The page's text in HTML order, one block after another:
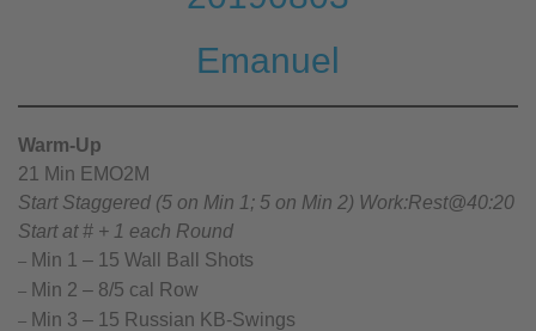
Emanuel
Warm-Up
21 Min EMO2M
Start Staggered (5 on Min 1; 5 on Min 2) Work:Rest@40:20
Start at # + 1 each Round
– Min 1 – 15 Wall Ball Shots
– Min 2 – 8/5 cal Row
– Min 3 – 15 Russian KB-Swings